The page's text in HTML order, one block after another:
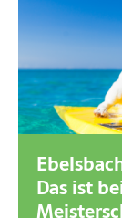
Das ist